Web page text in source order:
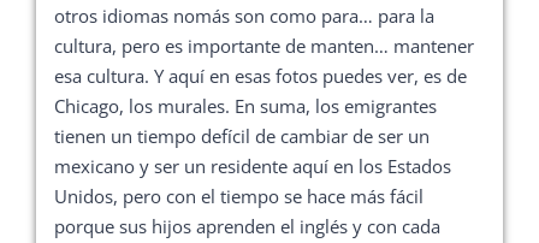
otros idiomas nomás son como para… para la
cultura, pero es importante de manten… mantener
esa cultura. Y aquí en esas fotos puedes ver, es de
Chicago, los murales. En suma, los emigrantes
tienen un tiempo defícil de cambiar de ser un
mexicano y ser un residente aquí en los Estados
Unidos, pero con el tiempo se hace más fácil
porque sus hijos aprenden el inglés y con cada